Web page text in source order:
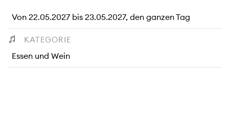
Von 22.05.2027 bis 23.05.2027, den ganzen Tag
KATEGORIE
Essen und Wein